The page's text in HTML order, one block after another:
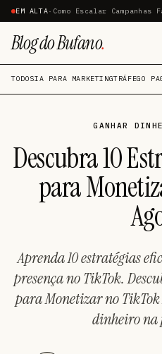
EM ALTA· Como Escalar
Blog do Bufano.
TODOSIA PARA MARKETINGTRÁFEGO
GANHAR
Descubra 10
para
Aprenda 10 estratégias
presença no TikTok.
para Monetizar no TikTok
dinheiro